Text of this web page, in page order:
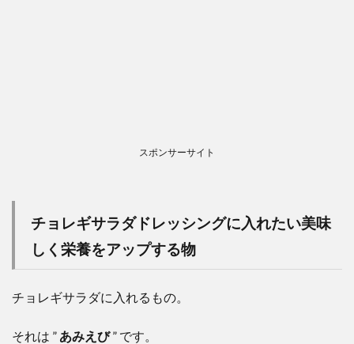
スポンサーサイト
チョレギサラダドレッシングに入れたい美味
しく栄養をアップする物
チョレギサラダに入れるもの。
それは ” あみえび” です。